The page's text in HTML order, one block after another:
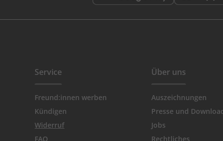
Service
Freund:innen werben
Kündigen
Widerruf
FAQ
Über uns
Auszeichnungen
Presse und
Jobs
Rechtliches